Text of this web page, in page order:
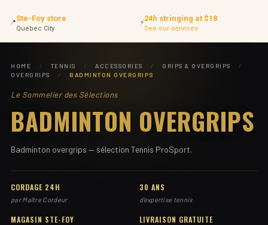
📍Ste-Foy store
Quebec City
⚡24h stringing at $18
See our services
HOME / TENNIS / ACCESSORIES / GRIPS & OVERGRIPS
/
OVERGRIPS
/ BADMINTON OVERGRIPS
Le Sommelier des Sélections
BADMINTON OVERGRIPS
Badminton overgrips — sélection Tennis ProSport.
CORDAGE 24H
par Maître Cordeur
30 ANS
d'expertise tennis
MAGASIN STE-FOY LIVRAISON GRATUITE